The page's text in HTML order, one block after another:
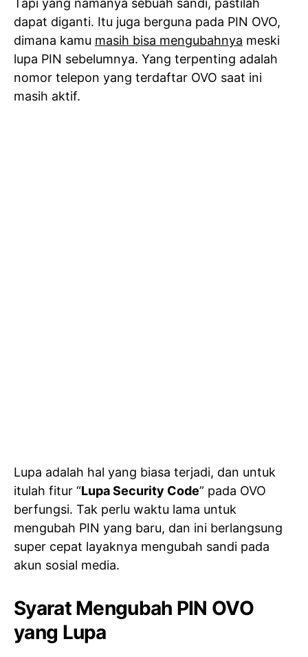
Tapi yang namanya sebuah sandi, pastilah
dapat diganti. Itu juga berguna pada PIN OVO,
dimana kamu masih bisa mengubahnya meski
lupa PIN sebelumnya. Yang terpenting adalah
nomor telepon yang terdaftar OVO saat ini
masih aktif.
Lupa adalah hal yang biasa terjadi, dan untuk
itulah fitur “Lupa Security Code” pada OVO
berfungsi. Tak perlu waktu lama untuk
mengubah PIN yang baru, dan ini berlangsung
super cepat layaknya mengubah sandi pada
akun sosial media.
Syarat Mengubah PIN OVO
yang Lupa